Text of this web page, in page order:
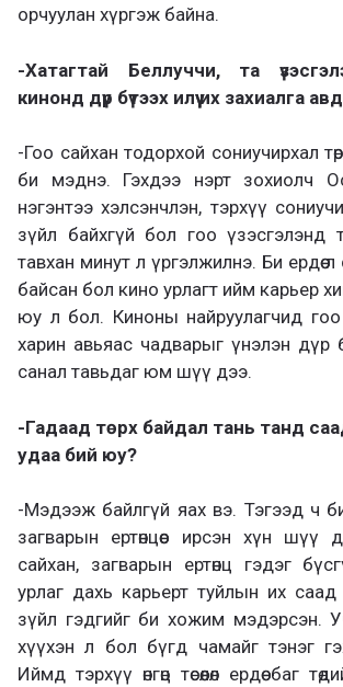
орчуулан хүргэж байна.
-Хатагтай Беллуччи, та
кинонд дүр бүтээх илүү их захиалга
-Гоо сайхан тодорхой сониучирхал
би мэднэ. Гэхдээ нэрт зохиолч
нэгэнтээ хэлсэнчлэн, тэрхүү
зүйл байхгүй бол гоо үзэсгэлэнд
тавхан минут л үргэлжилнэ. Би ердөө
байсан бол кино урлагт ийм карьер
юу л бол. Киноны найруулагчид гоо
харин авьяас чадварыг үнэлэн дүр
санал тавьдаг юм шүү дээ.
-Гадаад төрх байдал тань танд
удаа бий юу?
-Мэдээж байлгүй яах вэ. Тэгээд ч
загварын ертөнцөөс ирсэн хүн
сайхан, загварын ертөнц гэдэг
урлаг дахь карьерт туйлын их
зүйл гэдгийг би хожим мэдэрсэн.
хүүхэн л бол бүгд чамайг тэнэг
Иймд тэрхүү өнгөц төсөөлөл ердөө баг